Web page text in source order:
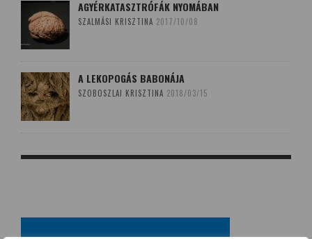
AGYÉRKATASZTRÓFÁK NYOMÁBAN
SZALMÁSI KRISZTINA 2017/10/08
A LEKOPOGÁS BABONÁJA
SZOBOSZLAI KRISZTINA 2018/03/15